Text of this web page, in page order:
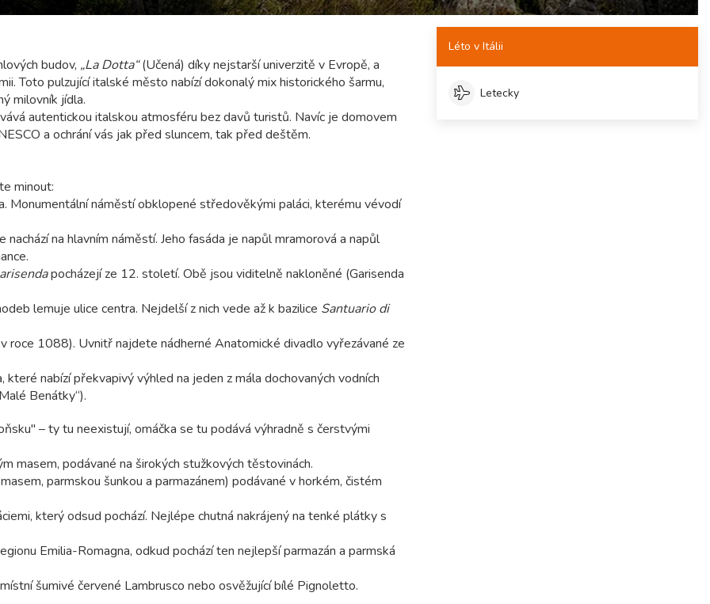
Léto v Itálii
Letecky
budov, „La Dotta“(Učená) díky nejstarší univerzitě v Evropě, a
Toto pulzující italské město nabízí dokonalý mix historického šarmu,
milovník jídla.
autentickou italskou atmosféru bez davů turistů. Navíc je domovem
a ochrání vás jak před sluncem, tak před deštěm.
minout:
Monumentální náměstí obklopené středověkými paláci, kterému vévodí
na hlavním náměstí. Jeho fasáda je napůl mramorová a napůl
pocházejí ze 12. století. Obě jsou viditelně nakloněné (Garisenda
lemuje ulice centra. Nejdelší z nich vede až k bazilice Santuario di
roce 1088). Uvnitř najdete nádherné Anatomické divadlo vyřezávané ze
které nabízí překvapivý výhled na jeden z mála dochovaných vodních
Benátky“).
– ty tu neexistují, omáčka se tu podává výhradně s čerstvými
masem, podávané na širokých stužkových těstovinách.
parmskou šunkou a parmazánem) podávané v horkém, čistém
který odsud pochází. Nejlépe chutná nakrájený na tenké plátky s
Emilia-Romagna, odkud pochází ten nejlepší parmazán a parmská
šumivé červené Lambrusco nebo osvěžující bílé Pignoletto.